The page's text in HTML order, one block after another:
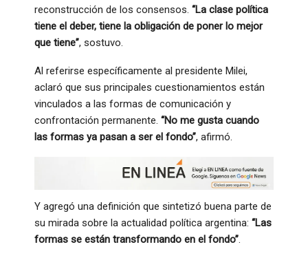
reconstrucción de los consensos. “La clase política
tiene el deber, tiene la obligación de poner lo mejor
que tiene”, sostuvo.
Al referirse específicamente al presidente Milei,
aclaró que sus principales cuestionamientos están
vinculados a las formas de comunicación y
confrontación permanente. “No me gusta cuando
las formas ya pasan a ser el fondo”, afirmó.
Y agregó una definición que sintetizó buena parte de
su mirada sobre la actualidad política argentina: “Las
formas se están transformando en el fondo”.